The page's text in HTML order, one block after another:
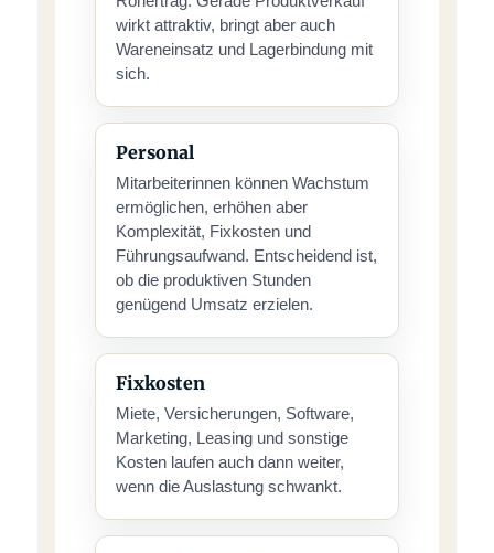
wirkt attraktiv, bringt aber auch
Wareneinsatz und Lagerbindung mit
sich.
Personal
Mitarbeiterinnen können Wachstum
ermöglichen, erhöhen aber
Komplexität, Fixkosten und
Führungsaufwand. Entscheidend ist,
ob die produktiven Stunden
genügend Umsatz erzielen.
Fixkosten
Miete, Versicherungen, Software,
Marketing, Leasing und sonstige
Kosten laufen auch dann weiter,
wenn die Auslastung schwankt.